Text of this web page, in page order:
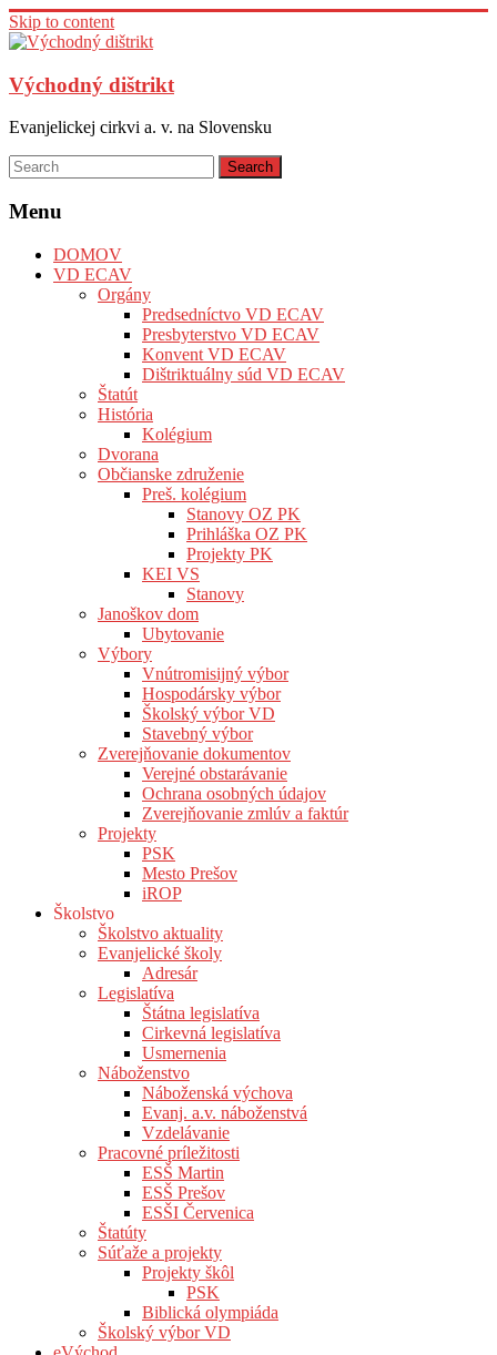
Skip to content
Východný dištrikt
Evanjelickej cirkvi a. v. na Slovensku
Menu
DOMOV
VD ECAV
Orgány
Predsedníctvo VD ECAV
Presbyterstvo VD ECAV
Konvent VD ECAV
Dištriktuálny súd VD ECAV
Štatút
História
Kolégium
Dvorana
Občianske združenie
Preš. kolégium
Stanovy OZ PK
Prihláška OZ PK
Projekty PK
KEI VS
Stanovy
Janoškov dom
Ubytovanie
Výbory
Vnútromisijný výbor
Hospodársky výbor
Školský výbor VD
Stavebný výbor
Zverejňovanie dokumentov
Verejné obstarávanie
Ochrana osobných údajov
Zverejňovanie zmlúv a faktúr
Projekty
PSK
Mesto Prešov
iROP
Školstvo
Školstvo aktuality
Evanjelické školy
Adresár
Legislatíva
Štátna legislatíva
Cirkevná legislatíva
Usmernenia
Náboženstvo
Náboženská výchova
Evanj. a.v. náboženstvá
Vzdelávanie
Pracovné príležitosti
ESŠ Martin
ESŠ Prešov
ESŠI Červenica
Štatúty
Súťaže a projekty
Projekty škôl
PSK
Biblická olympiáda
Školský výbor VD